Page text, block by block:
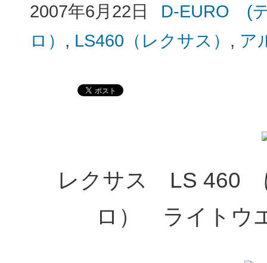
2007年6月22日
D-EURO (
ロ） , LS460（レクサス） , ア
レクサス LS
ロ） ライトウ